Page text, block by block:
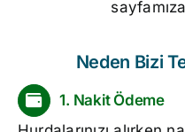
Neden Bizi
1. Nakit Ödeme